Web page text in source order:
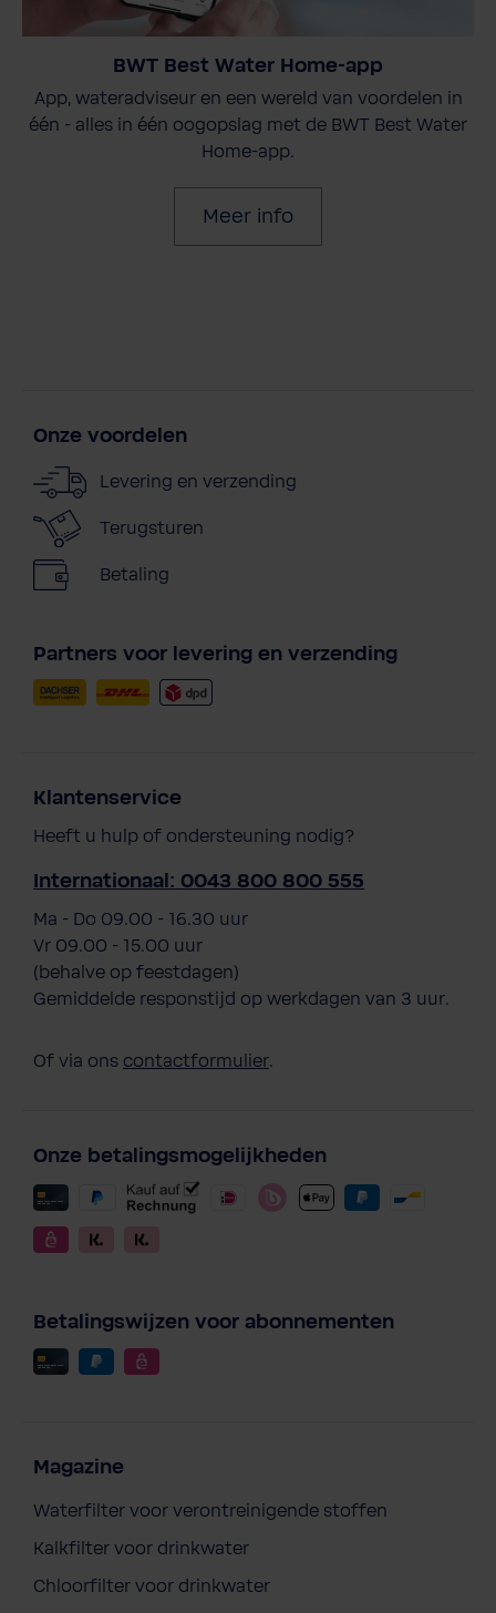
BWT Best Water Home-app
App, wateradviseur en een wereld van voordelen in
één - alles in één oogopslag met de BWT Best Water
Home-app.
Meer info
Onze voordelen
Levering en verzending
Terugsturen
Betaling
Partners voor levering en verzending
Klantenservice
Heeft u hulp of ondersteuning nodig?
Internationaal: 0043 800 800 555
Ma - Do 09.00 - 16.30 uur
Vr 09.00 - 15.00 uur
(behalve op feestdagen)
Gemiddelde responstijd op werkdagen van 3 uur.
Of via ons contactformulier.
Onze betalingsmogelijkheden
Betalingswijzen voor abonnementen
Magazine
Waterfilter voor verontreinigende stoffen
Kalkfilter voor drinkwater
Chloorfilter voor drinkwater